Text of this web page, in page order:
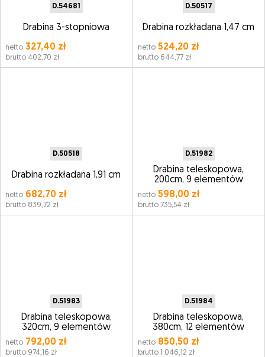
D.54681
Drabina 3-stopniowa
netto 327,40 zł
brutto 402,70 zł
D.50517
Drabina rozkładana 1,47 cm
netto524,20 zł
brutto 644,77 zł
D.50518
Drabina rozkładana 1,91 cm
netto 682,70 zł
brutto 839,72 zł
D.51982
Drabina teleskopowa,
200cm, 9 elementów
netto598,00 zł
brutto 735,54 zł
D.51983
Drabina teleskopowa,
320cm, 9 elementów
netto 792,00 zł
brutto 974,16 zł
D.51984
Drabina teleskopowa,
380cm, 12 elementów
netto850,50 zł
brutto 1 046,12 zł